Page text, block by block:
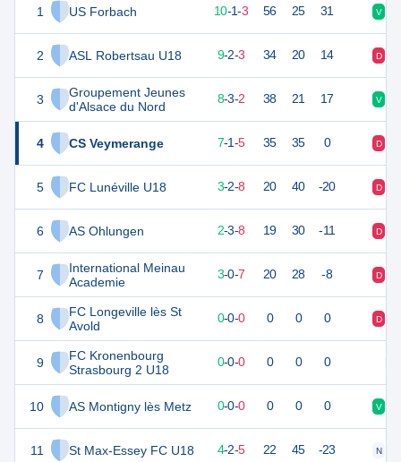
1 US Forbach
2 ASL Robertsau U18
3
Groupement Jeunes
d'Alsace du Nord
4 CS Veymerange
5 FC Lunéville U18
6 AS Ohlungen
7
International Meinau
Academie
8
FC Longeville lès St
Avold
9
FC Kronenbourg
Strasbourg 2 U18
10 AS Montigny lès Metz
11 St Max-Essey FC U18
10-1-3 56 25 31 V
29 9-2-3 34 20 14 D
27 8-3-2 38 21 17 V
21 7-1-5 35 35 0 D
10 3-2-8 20 40 -20 D
2-3-8 19 30 -11 D
6 3-0-7 20 28 -8 D
0 0-0-0 0 0 0 D
0 0-0-0 0 0 0
0 0 0-0-0 0 0 0 V
12 13 4-2-5 22 45 -23 N